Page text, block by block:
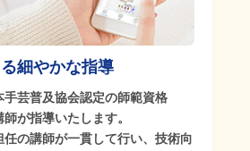
細やかな指導
手芸普及協会認定の師範資格
が指導いたします。
の講師が一貫して行い、技術向